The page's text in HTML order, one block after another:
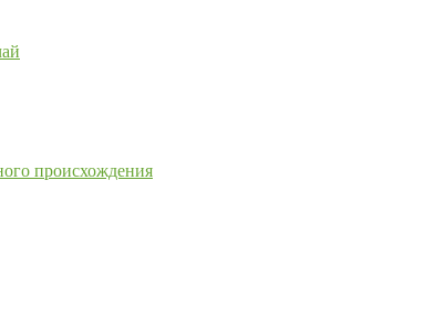
происхождения